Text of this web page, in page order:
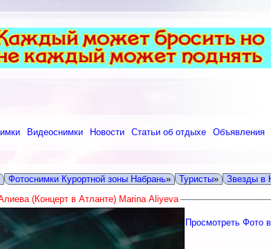
Видеоснимки Новости Статьи об отдыхе Объявления
Фотоснимки Курортной зоны Набрань» Туристы»
Звезды в
(Концерт в Атланте) Marina Aliyeva
Просмотреть Фото